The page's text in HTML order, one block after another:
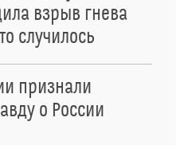
взрыв гнева
случилось
признали
о России